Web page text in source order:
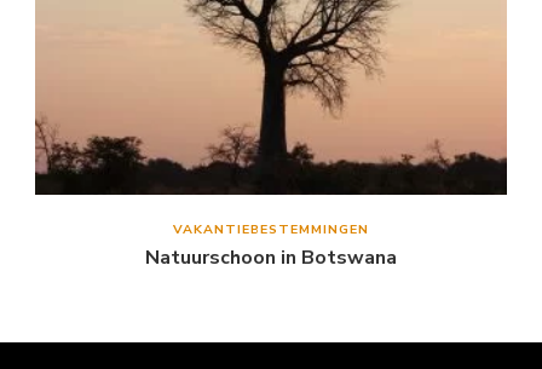
VAKANTIEBESTEMMINGEN
Natuurschoon in Botswana